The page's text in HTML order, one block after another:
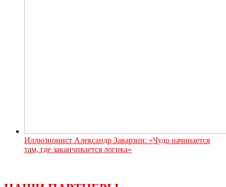
Иллюзионист Александр Заварзин: «Чудо начинается
там, где заканчивается логика»